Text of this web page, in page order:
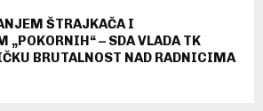
ŠTRAJKAČA I
„POKORNIH“ – SDA VLADA TK
BRUTALNOST NAD RADNICIMA